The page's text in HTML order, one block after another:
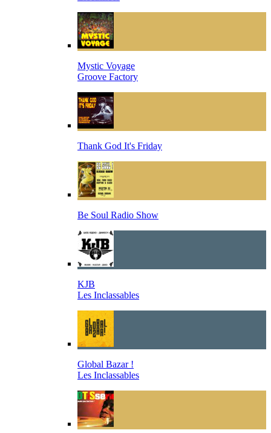
Mystic Voyage
Groove Factory
Thank God It's Friday
Be Soul Radio Show
KJB
Les Inclassables
Global Bazar !
Les Inclassables